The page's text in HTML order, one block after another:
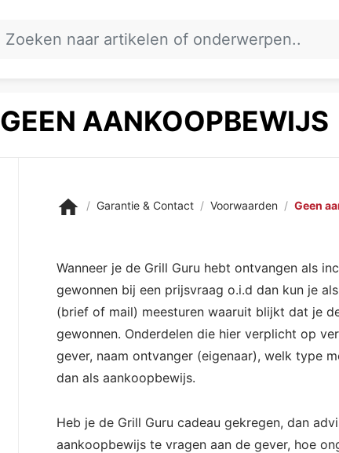
GEEN AANKOOPBEWIJS
home Garantie & Contact Voorwaarden Geen
Wanneer je de Grill Guru hebt ontvangen als
gewonnen bij een prijsvraag o.i.d dan kun je
(brief of mail) meesturen waaruit blijkt dat je
gewonnen. Onderdelen die hier verplicht op
gever, naam ontvanger (eigenaar), welk type
dan als aankoopbewijs.
Heb je de Grill Guru cadeau gekregen, dan
aankoopbewijs te vragen aan de gever, hoe